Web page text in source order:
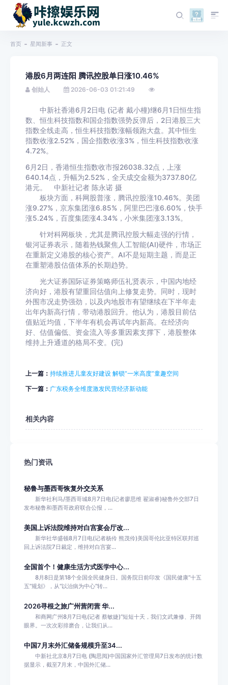
首页 星闻新事 正文
港股6月两连阳 腾讯控股单日涨10.46%
创始人 2026-06-03 01:21:49
中新社香港6月2日电 (记者 戴小橦)继6月1日恒生指
数、恒生科技指数和国企指数强势反弹后，2日港股三大
指数全线走高，恒生科技指数涨幅领跑大盘。其中恒生
指数收涨2.52%，国企指数收涨3%，恒生科技指数收涨
4.72%。
6月2日，香港恒生指数收市报26038.32点，上涨
640.14点，升幅为2.52%，全天成交金额为3737.80亿
港元。 中新社记者 陈永诺 摄
板块方面，科网股普涨，腾讯控股涨10.46%。美团
涨9.27%，京东集团涨6.85%，阿里巴巴涨6.60%，快手
涨5.24%，百度集团涨4.34%，小米集团涨3.13%。
针对科网板块，尤其是腾讯控股大幅走强的行情，
银河证券表示，随着热钱聚焦人工智能(AI)硬件，市场正
在重新定义港股的核心资产。AI不是短期主题，而是正
在重塑港股估值体系的长期趋势。
光大证券国际证券策略师伍礼贤表示，中国内地经
济向好，港股有望重回估值向上修复走势。同时，现时
外围市况走势强劲，以及内地股市有望继续在下半年走
出年内新高行情，带动港股回升。他认为，港股目前估
值贴近均值，下半年有机会再试年内新高。在经济向
好、估值偏低、资金流入等多重因素支撑下，港股整体
维持上升通道的格局不变。(完)
上一篇： 持续推进儿童友好建设 解锁“一米高度”童趣空间
下一篇： 广东税务全维度激发民营经济新动能
相关内容
热门资讯
秘鲁与墨西哥恢复外交关系
新华社利马/墨西哥城8月7日电(记者廖思维 翟淑睿)秘鲁外交部7日
发布秘鲁和墨西哥政府联合公报，...
美国上诉法院维持对白宫宴会厅改...
新华社华盛顿8月7日电(记者杨伶 熊茂伶)美国哥伦比亚特区联邦巡
回上诉法院7日裁定，维持对白宫宴...
全国首个！健康生活方式医学中心...
8月8日是第18个全国全民健身日。国务院日前印发《国民健康“十五
五”规划》，从“以治病为中心”转...
2026寻根之旅广州营闭营 华...
和商网广州8月7日电(记者 蔡敏婕)“短短十天，我们文武兼修、开阔
眼界。一次次彩排磨合，让我们从...
中国7月末外汇储备规模升至34...
中新社北京8月7日电 (陶思阅)中国国家外汇管理局7日发布的统计数
据显示，截至7月末，中国外汇储...